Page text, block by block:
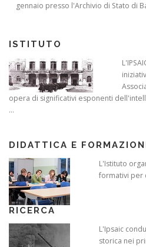
gennaio presso l'Archivio di Stato di
ISTITUTO
opera di significativi esponenti
...
DIDATTICA E
L'Istituto
formativi per
RICERCA
L'Ipsaic
storica nei